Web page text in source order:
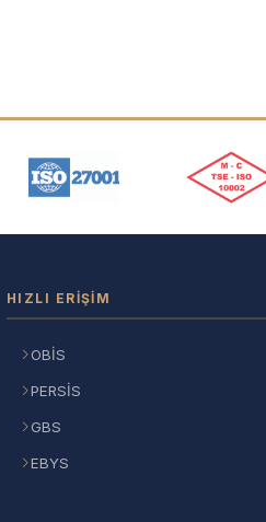
HIZLI ERIŞIM
OBİS
PERSİS
GBS
EBYS